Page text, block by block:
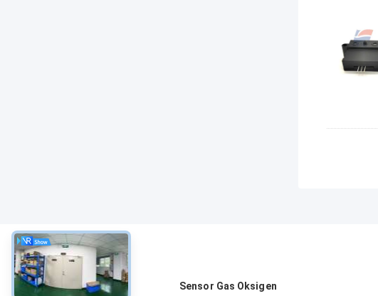
Tentang Sensor Gas Oksigen